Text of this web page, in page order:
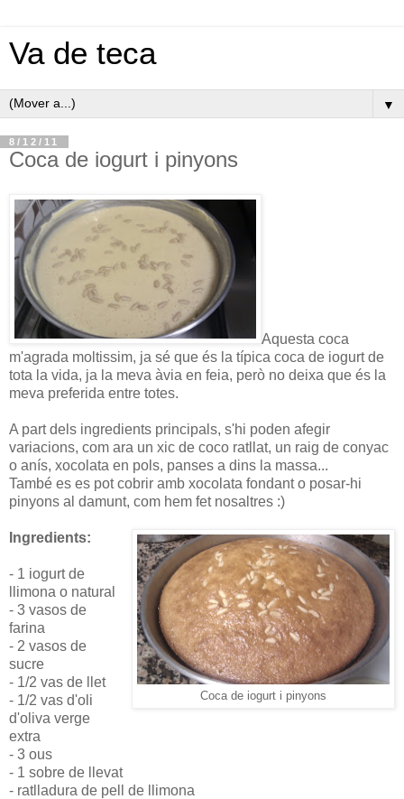
Va de teca
▼
8/12/11
Coca de iogurt i pinyons
Aquesta coca
m'agrada moltissim, ja sé que és la típica coca de iogurt de
tota la vida, ja la meva àvia en feia, però no deixa que és la
meva preferida entre totes.
A part dels ingredients principals, s'hi poden afegir
variacions, com ara un xic de coco ratllat, un raig de conyac
o anís, xocolata en pols, panses a dins la massa...
També es es pot cobrir amb xocolata fondant o posar-hi
pinyons al damunt, com hem fet nosaltres :)
Coca de iogurt i pinyons
Ingredients:
- 1 iogurt de
llimona o natural
- 3 vasos de
farina
- 2 vasos de
sucre
- 1/2 vas de llet
- 1/2 vas d'oli
d'oliva verge
extra
- 3 ous
- 1 sobre de llevat
- ratlladura de pell de llimona